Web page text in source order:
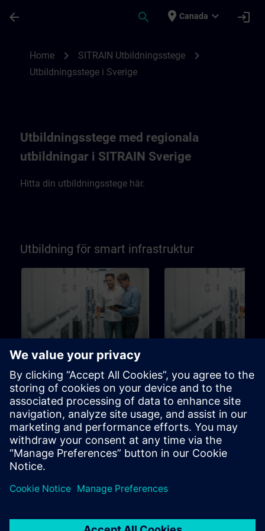
arrow_back search place Canada expand_more login
Home chevron_right SITRAIN Utbildningsstege chevron_right
Utbildningsstege i Sverige
Utbildningsstege med regionala
utbildningar i SITRAIN Sverige
Hitta din utbildningsstege här.
Utbildning för smart infrastruktur
126h
Utbildning för Brandtekniker
Utbildningsstege för
programmerare,
driftsättningsingenjörer,
ingenjörspersonal
Learning Paths
Utbildning för Komfort
tekniker
Utbildningsstege för
programmerare,
driftsättningsingenjörer,
inom ingenjörssektorn
Learning Paths